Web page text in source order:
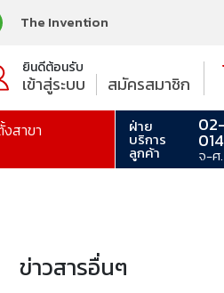
The Invention
ยินดีต้อนรับ
เข้าสู่ระบบ สมัครสมาชิก
สาขา ฝ่าย
บริการ
ลูกค้า จ-ศ
ข่าวสารอื่นๆ